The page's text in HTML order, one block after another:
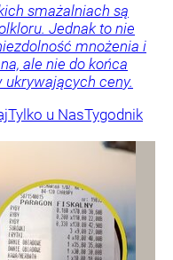
smażalniach są
Jednak to nie
mnożenia i
ale nie do końca
ceny.
Tylko u NasTygodnik